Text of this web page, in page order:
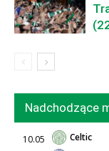
Nadchodzące
10.05
Celtic